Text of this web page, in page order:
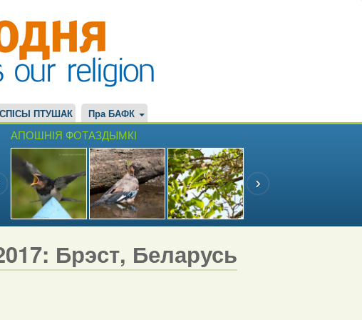
СПІСЫ ПТУШАК Пра БАФК
АПОШНІЯ ФОТАЗДЫМКІ
Брэст, Беларусь